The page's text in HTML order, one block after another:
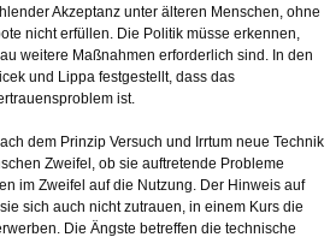
Akzeptanz unter älteren Menschen, ohne
nicht erfüllen. Die Politik müsse erkennen,
weitere Maßnahmen erforderlich sind. In den
und Lippa festgestellt, dass das
ist.
dem Prinzip Versuch und Irrtum neue Technik
Zweifel, ob sie auftretende Probleme
im Zweifel auf die Nutzung. Der Hinweis auf
sich auch nicht zutrauen, in einem Kurs die
Die Ängste betreffen die technische